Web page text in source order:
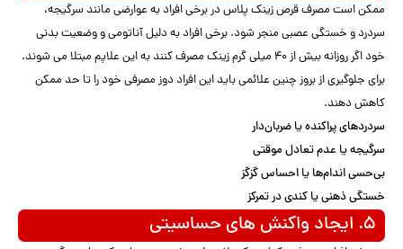
ممکن است مصرف قرص زینک پلاس در برخی افراد به عوارضی مانند سرگیجه،
سردرد و خستگی عصبی منجر شود. برخی افراد به دلیل آناتومی و وضعیت بدنی
خود اگر روزانه بیش از ۴۰ میلی گرم زینک مصرف کنند به این علاپم مبتلا می شوند.
برای جلوگیری از بروز چنین علائمی باید این افراد دوز مصرفی خود را تا حد ممکن
کاهش دهند.
سردردهای پراکنده یا ضربان‌دار
سرگیجه یا عدم تعادل موقتی
بی‌حسی اندام‌ها یا احساس گزگز
خستگی ذهنی یا کندی در تمرکز
۵. ایجاد واکنش های حساسیتی